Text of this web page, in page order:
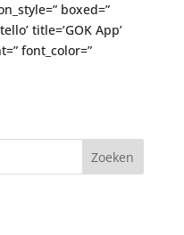
boxed=”
title=’GOK App’
font_color=”